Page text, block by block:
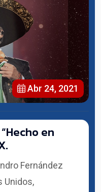
Abr 24, 2021
en
Fernández
Unidos,